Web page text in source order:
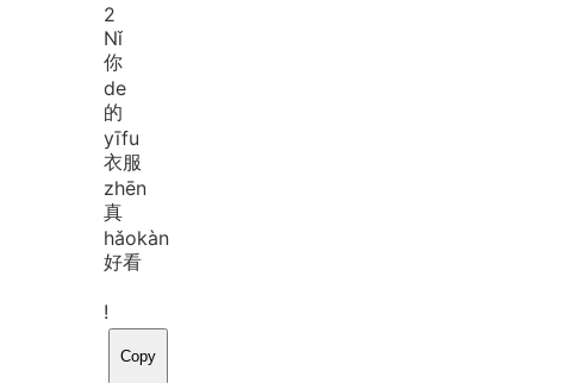
2
Nǐ
你
de
的
yīfu
衣服
zhēn
真
hǎokàn
好看
!
Copy